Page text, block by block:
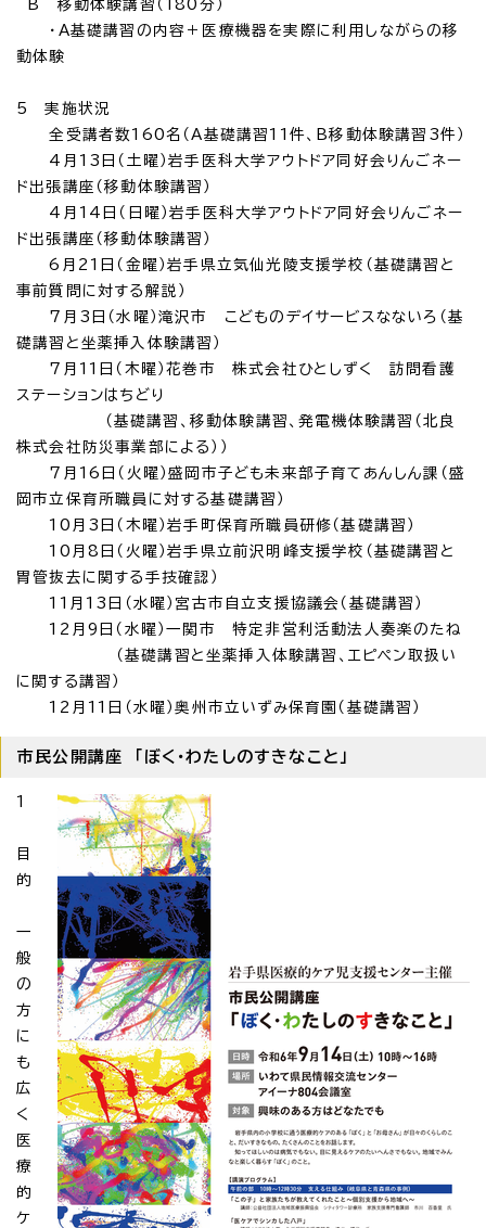
B 移動体験講習（180分）
・A基礎講習の内容＋医療機器を実際に利用しながらの移
動体験
5 実施状況
全受講者数160名（A基礎講習11件、B移動体験講習3件）
4月13日（土曜）岩手医科大学アウトドア同好会りんごネー
ド出張講座（移動体験講習）
4月14日（日曜）岩手医科大学アウトドア同好会りんごネー
ド出張講座（移動体験講習）
6月21日（金曜）岩手県立気仙光陵支援学校（基礎講習と
事前質問に対する解説）
7月3日（水曜）滝沢市 こどものデイサービスなないろ（基
礎講習と坐薬挿入体験講習）
7月11日（木曜）花巻市 株式会社ひとしずく 訪問看護
ステーションはちどり
（基礎講習、移動体験講習、発電機体験講習（北良
株式会社防災事業部による））
7月16日（火曜）盛岡市子ども未来部子育てあんしん課（盛
岡市立保育所職員に対する基礎講習）
10月3日（木曜）岩手町保育所職員研修（基礎講習）
10月8日（火曜）岩手県立前沢明峰支援学校（基礎講習と
胃管抜去に関する手技確認）
11月13日（水曜）宮古市自立支援協議会（基礎講習）
12月9日（水曜）一関市 特定非営利活動法人奏楽のたね
（基礎講習と坐薬挿入体験講習、エピペン取扱い
に関する講習）
12月11日（水曜）奥州市立いずみ保育園（基礎講習）
市民公開講座 「ぼく・わたしのすきなこと」
1
目
的
一
般
の
方
に
も
広
く
医
療
的
ケ